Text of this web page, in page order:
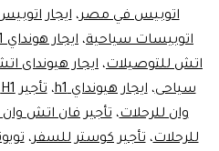
اتوبيس في مصر،ايجار
اتوبيسات سياحية، ايجار هونداي H1 للرحلات
اتش للتوصيلات، ايجار هيونداى
سياحى،ايجار هيونداي h1 ،تأجير H1 للرحلات العائلية
وان للرحلات،تأجير فان اتش وان 7
للرحلات،تأجير كوستر للسفر،